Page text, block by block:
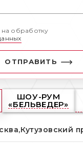
обработку
ОТПРАВИТЬ
ШОУ-РУМ
«БЕЛЬВЕДЕР»
Кутузовский